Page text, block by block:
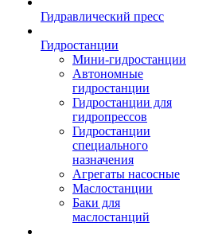
Гидравлический пресс
Гидростанции
Мини-гидростанции
Автономные
гидростанции
Гидростанции для
гидропрессов
Гидростанции
специального
назначения
Агрегаты насосные
Маслостанции
Баки для
маслостанций